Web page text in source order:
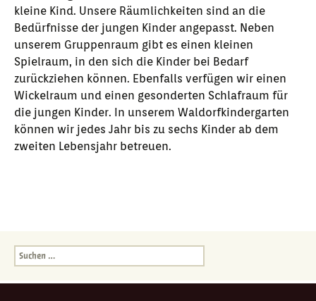
kleine Kind. Unsere Räumlichkeiten sind an die
Bedürfnisse der jungen Kinder angepasst. Neben
unserem Gruppenraum gibt es einen kleinen
Spielraum, in den sich die Kinder bei Bedarf
zurückziehen können. Ebenfalls verfügen wir einen
Wickelraum und einen gesonderten Schlafraum für
die jungen Kinder. In unserem Waldorfkindergarten
können wir jedes Jahr bis zu sechs Kinder ab dem
zweiten Lebensjahr betreuen.
Suchen
nach: